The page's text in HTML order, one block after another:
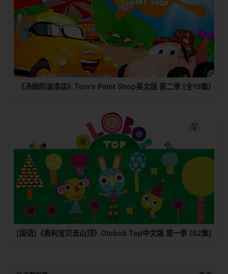
《汤姆的油漆店》Tom's Paint Shop英文版 第二季 [全19集]
[国语]《奥利宝贝去山顶》Olobob Top中文版 第一季 [52集]